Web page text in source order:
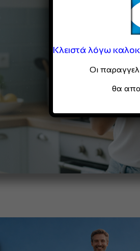
Κλειστά λόγω
Οι
θα